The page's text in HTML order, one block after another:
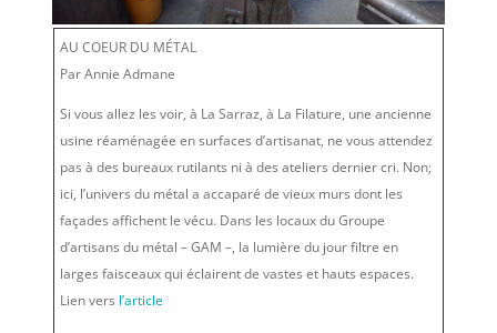
AU COEUR DU MÉTAL
Par Annie Admane
Si vous allez les voir, à La Sarraz, à La Filature, une ancienne
usine réaménagée en surfaces d’artisanat, ne vous attendez
pas à des bureaux rutilants ni à des ateliers dernier cri. Non;
ici, l’univers du métal a accaparé de vieux murs dont les
façades affichent le vécu. Dans les locaux du Groupe
d’artisans du métal – GAM –, la lumière du jour filtre en
larges faisceaux qui éclairent de vastes et hauts espaces.
Lien vers l’article